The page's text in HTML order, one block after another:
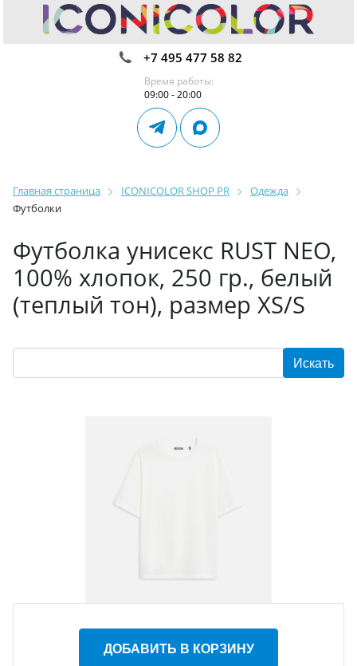
+7 495 477 58 82
Время работы:
09:00 - 20:00
Главная страница ICONICOLOR SHOP PR
Одежда
Футболки
Футболка унисекс RUST NEO,
100% хлопок, 250 гр., белый
(теплый тон), размер XS/S
ДОБАВИТЬ В КОРЗИНУ